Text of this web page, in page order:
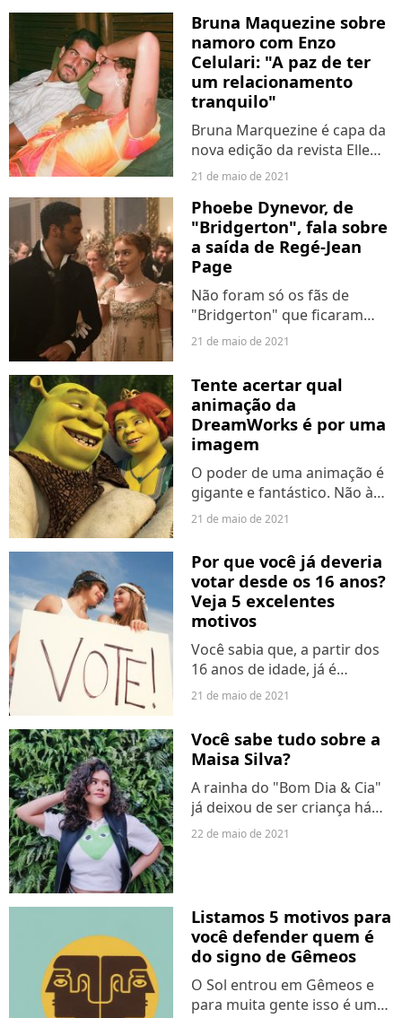
parou de crescer...
Bruna Maquezine sobre
namoro com Enzo
Celulari: "A paz de ter
um relacionamento
tranquilo"
Bruna Marquezine é capa da
nova edição da revista Elle
Brasil e, além de um ensaio
atriz também deu uma
entrevista muito sincera
sobre a sua carreira,
autoestima...
21 de maio de 2021
Phoebe Dynevor, de
"Bridgerton", fala sobre
a saída de Regé-Jean
Page
Não foram só os fãs de
"Bridgerton" que ficaram
tristes com a saída de Regé-
Hastings, após apenas uma
temporada. Phoebe Dynevor,
intérprete de Daphne
Bridgerton,...
21 de maio de 2021
Tente acertar qual
animação da
DreamWorks é por uma
imagem
O poder de uma animação é
gigante e fantástico. Não à
toa, começamos a consumir
não conseguimos mais
abandoná-los. A
DreamWorks, um estúdio de
animação,...
21 de maio de 2021
Por que você já deveria
votar desde os 16 anos?
Veja 5 excelentes
motivos
Você sabia que, a partir dos
16 anos de idade, já é
possível tirar o seu Título de
escolhem não exercer este
direito, mas é muito
importante que você
considere...
21 de maio de 2021
Você sabe tudo sobre a
Maisa Silva?
A rainha do "Bom Dia & Cia"
já deixou de ser criança há
tempos e completa 19 anos
entretenimento...
22 de maio de 2021
Listamos 5 motivos para
você defender quem é
do signo de Gêmeos
O Sol entrou em Gêmeos e
para muita gente isso é um